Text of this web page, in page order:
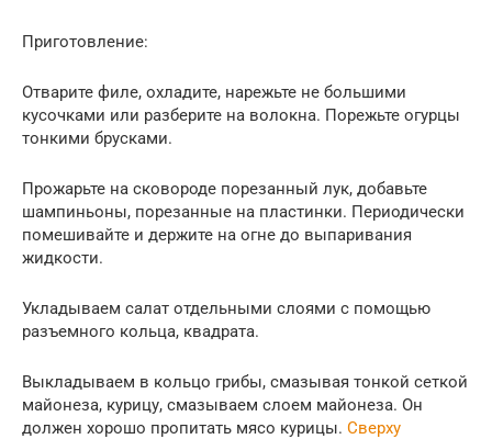
Приготовление:
Отварите филе, охладите, нарежьте не большими
кусочками или разберите на волокна. Порежьте огурцы
тонкими брусками.
Прожарьте на сковороде порезанный лук, добавьте
шампиньоны, порезанные на пластинки. Периодически
помешивайте и держите на огне до выпаривания
жидкости.
Укладываем салат отдельными слоями с помощью
разъемного кольца, квадрата.
Выкладываем в кольцо грибы, смазывая тонкой сеткой
майонеза, курицу, смазываем слоем майонеза. Он
должен хорошо пропитать мясо курицы. Сверху